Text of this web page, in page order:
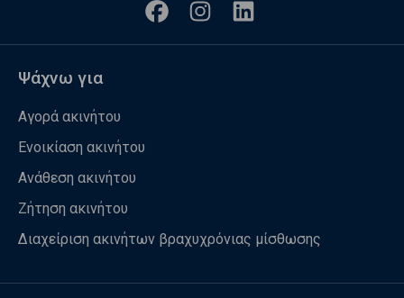
Ψάχνω για
Αγορά ακινήτου
Ενοικίαση ακινήτου
Ανάθεση ακινήτου
Ζήτηση ακινήτου
Διαχείριση ακινήτων βραχυχρόνιας μίσθωσης